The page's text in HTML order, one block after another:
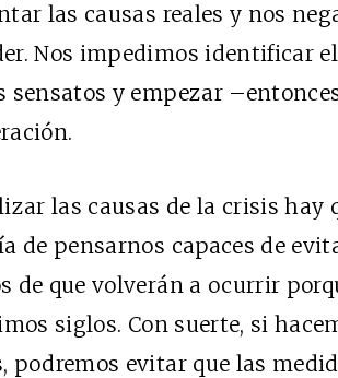
las causas reales y nos
Nos impedimos identificar
sensatos y empezar
las causas de la crisis hay
de pensarnos capaces de
de que volverán a ocurrir
siglos. Con suerte, si
podremos evitar que las